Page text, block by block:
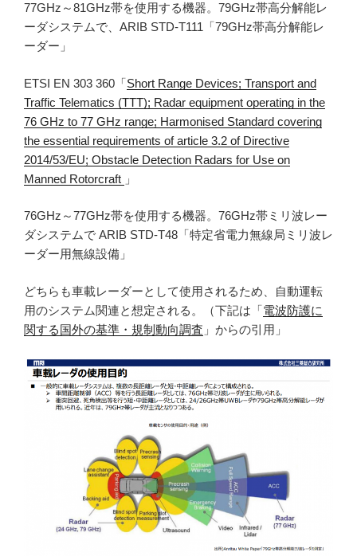
77GHz～81GHz帯を使用する機器。79GHz帯高分解能レ
ーダシステムで、ARIB STD-T111「79GHz帯高分解能レ
ーダー」
ETSI EN 303 360「Short Range Devices; Transport and
Traffic Telematics (TTT); Radar equipment operating in the
76 GHz to 77 GHz range; Harmonised Standard covering
the essential requirements of article 3.2 of Directive
2014/53/EU; Obstacle Detection Radars for Use on
Manned Rotorcraft 」
76GHz～77GHz帯を使用する機器。76GHz帯ミリ波レー
ダシステムで ARIB STD-T48「特定省電力無線局ミリ波レ
ーダー用無線設備」
どちらも車載レーダーとして使用されるため、自動運転
用のシステム関連と想定される。（下記は「電波防護に
関する国外の基準・規制動向調査 」からの引用」